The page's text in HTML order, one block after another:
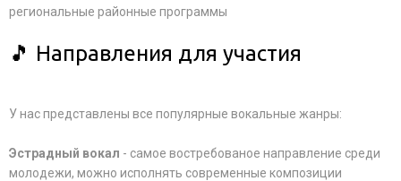
региональные районные программы
🎵 Направления для участия
У нас представлены все популярные вокальные жанры:
Эстрадный вокал - самое востребованое направление среди
молодежи, можно исполнять современные композиции